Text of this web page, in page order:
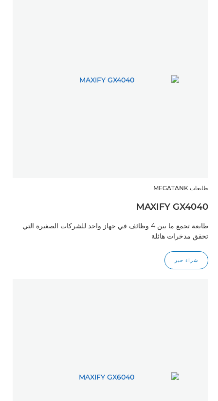
طابعات MEGATANK
MAXIFY GX4040
طابعة تجمع ما بين 4 وظائف في جهاز واحد للشركات الصغيرة التي
تحقق مدخرات هائلة
شراء حبر